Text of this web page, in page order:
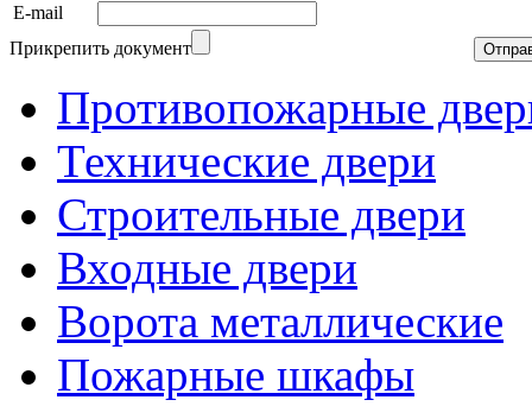
E-mail
Прикрепить документ
Противопожарные
Технические двери
Строительные двери
Входные двери
Ворота металлические
Пожарные шкафы